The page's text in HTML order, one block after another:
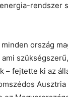
rendszer
ország
– fejtette ki az